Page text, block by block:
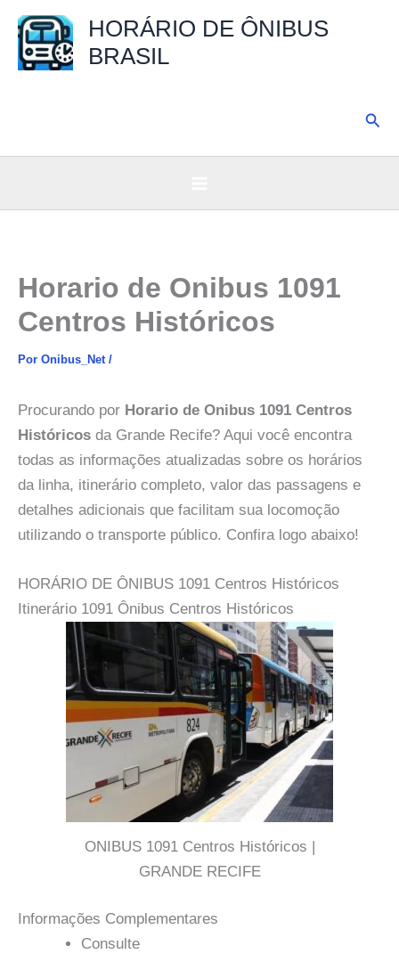
para
HORÁRIO DE ÔNIBUS
BRASIL
Horario de Onibus 1091
Centros Históricos
Por Onibus_Net /
Procurando por Horario de Onibus 1091 Centros
Históricos da Grande Recife? Aqui você encontra
todas as informações atualizadas sobre os horários
da linha, itinerário completo, valor das passagens e
detalhes adicionais que facilitam sua locomoção
utilizando o transporte público. Confira logo abaixo!
HORÁRIO DE ÔNIBUS 1091 Centros Históricos
Itinerário 1091 Ônibus Centros Históricos
ONIBUS 1091 Centros Históricos |
GRANDE RECIFE
Informações Complementares
Consulte